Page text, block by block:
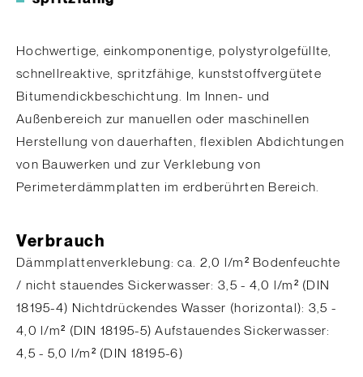
Hochwertige, einkomponentige, polystyrolgefüllte,
schnellreaktive, spritzfähige, kunststoffvergütete
Bitumendickbeschichtung. Im Innen- und
Außenbereich zur manuellen oder maschinellen
Herstellung von dauerhaften, flexiblen Abdichtungen
von Bauwerken und zur Verklebung von
Perimeterdämmplatten im erdberührten Bereich.
Verbrauch
​Dämmplattenverklebung: ca. 2,0 l/m² Bodenfeuchte
/ nicht stauendes Sickerwasser: 3,5 - 4,0 l/m² (DIN
18195-4) Nichtdrückendes Wasser (horizontal): 3,5 -
4,0 l/m² (DIN 18195-5) Aufstauendes Sickerwasser:
4,5 - 5,0 l/m² (DIN 18195-6)